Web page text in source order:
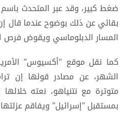
ضغط كبير، وقد عبر المتحدث باسم
بقائي عن ذلك بوضوح عندما قال
المسار الدبلوماسي ويقوض فرص
كما نقل موقع "أكسيوس"
الشهر، عن مصادر قولها إن
متوترة مع نتنياهو، نعته
بمستقبل "إسرائيل" ويفاقم